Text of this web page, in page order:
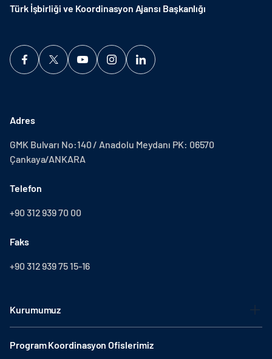
Türk İşbirliği ve Koordinasyon Ajansı Başkanlığı
Adres
GMK Bulvarı No:140 / Anadolu Meydanı PK: 06570
Çankaya/ANKARA
Telefon
+90 312 939 70 00
Faks
+90 312 939 75 15-16
Kurumumuz
Program Koordinasyon Ofislerimiz